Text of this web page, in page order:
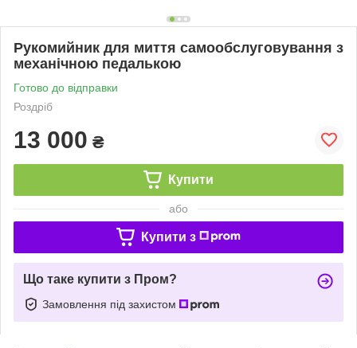
Рукомийник для миття самообслуговування з
механічною педалькою
Готово до відправки
Роздріб
13 000 ₴
Купити
або
Купити з
Що таке купити з Пром?
Замовлення під захистом